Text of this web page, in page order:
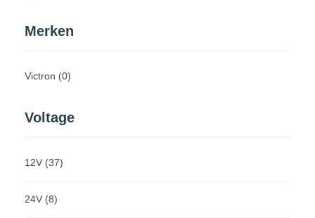
Merken
Victron (0)
Voltage
12V (37)
24V (8)